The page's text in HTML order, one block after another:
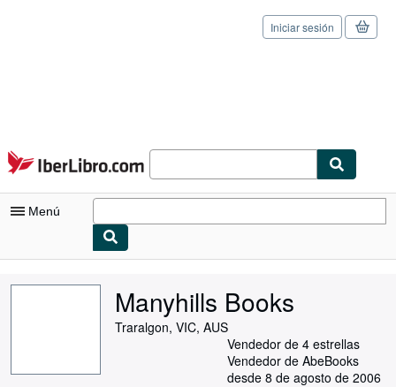
Pasar al contenido principal
IberLibro.com
Iniciar sesión
Menú
Consultar mis pedidosManyhills Books
Traralgon, VIC, AUS
Vendedor de 4 estrellas
Vendedor de AbeBooks
desde 8 de agosto de 2006